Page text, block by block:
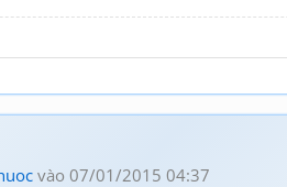
vào 07/01/2015 04:37